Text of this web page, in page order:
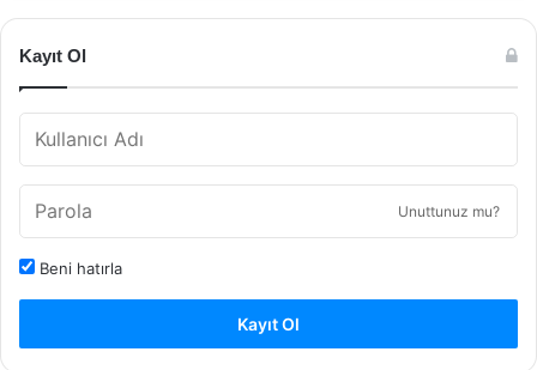
Kayıt Ol
Unuttunuz mu?
Beni hatırla
Kayıt Ol